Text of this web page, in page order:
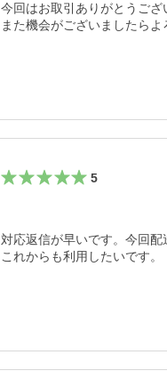
今回はお取引ありがとうござ
また機会がございましたらよ
5
対応返信が早いです。今回
これからも利用したいです。